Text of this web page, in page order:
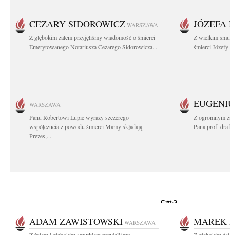
CEZARY SIDOROWICZ WARSZAWA
Z głębokim żalem przyjęliśmy wiadomość o śmierci
Emerytowanego Notariusza Cezarego Sidorowicza...
Z wielkim
śmierci
WARSZAWA
Panu Robertowi Lupie wyrazy szczerego
współczucia z powodu śmierci Mamy składają
Prezes,...
Z ogromnym
Pana prof. dra
ADAM ZAWISTOWSKI WARSZAWA MAREK